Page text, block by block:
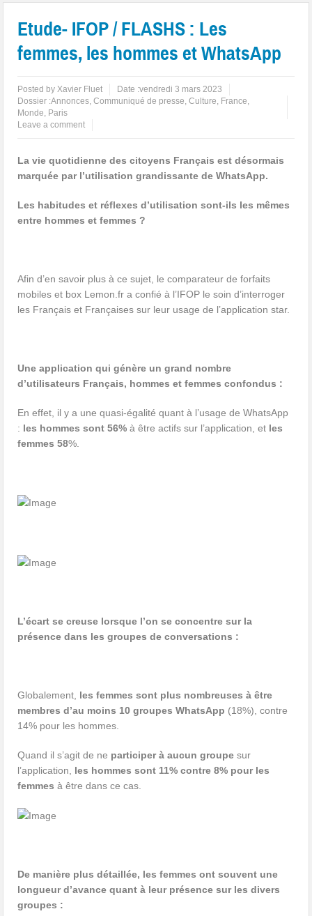
Etude- IFOP / FLASHS : Les
femmes, les hommes et WhatsApp
Posted byXavier Fluet Date :vendredi 3 mars 2023
Dossier :Annonces,Communiqué de presse,Culture, France,
Monde, Paris
Leave a comment
La vie quotidienne des citoyens Français est désormais
marquée par l’utilisation grandissante de WhatsApp.
Les habitudes et réflexes d’utilisation sont-ils les mêmes
entre hommes et femmes ?
Afin d’en savoir plus à ce sujet, le comparateur de forfaits
mobiles et box Lemon.fr a confié à l’IFOP le soin d’interroger
les Français et Françaises sur leur usage de l’application star.
Une application qui génère un grand nombre
d’utilisateurs Français, hommes et femmes confondus :
En effet, il y a une quasi-égalité quant à l’usage de WhatsApp
: les hommes sont 56% à être actifs sur l’application, et les
femmes 58%.
L’écart se creuse lorsque l’on se concentre sur la
présence dans les groupes de conversations :
Globalement, les femmes sont plus nombreuses à être
membres d’au moins 10 groupes WhatsApp (18%), contre
14% pour les hommes.
Quand il s’agit de ne participer à aucun groupe sur
l’application, les hommes sont 11% contre 8% pour les
femmes à être dans ce cas.
De manière plus détaillée, les femmes ont souvent une
longueur d’avance quant à leur présence sur les divers
groupes :